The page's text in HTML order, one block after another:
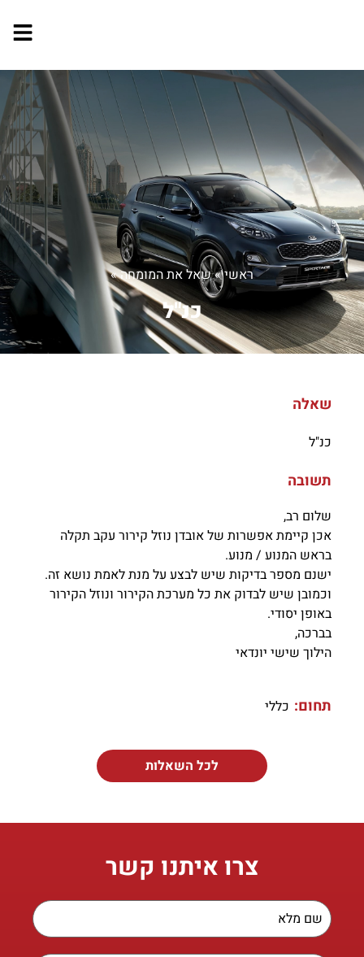
ראשי»שאל את המומחה»
כנ"ל
שאלה
כנ"ל
תשובה
שלום רב,
אכן קיימת אפשרות של אובדן נוזל קירור עקב תקלה
בראש המנוע / מנוע.
ישנם מספר בדיקות שיש לבצע על מנת לאמת נושא זה.
וכמובן שיש לבדוק את כל מערכת הקירור ונוזל הקירור
באופן יסודי.
בברכה,
הילוך שישי יונדאי
תחום: כללי
לכל השאלות
צרו איתנו קשר